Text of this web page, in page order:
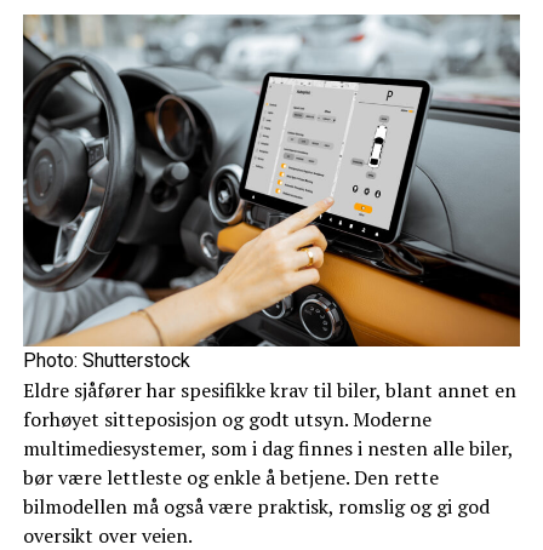
Photo: Shutterstock
Eldre sjåfører har spesifikke krav til biler, blant annet en
forhøyet sitteposisjon og godt utsyn. Moderne
multimediesystemer, som i dag finnes i nesten alle biler,
bør være lettleste og enkle å betjene. Den rette
bilmodellen må også være praktisk, romslig og gi god
oversikt over veien.